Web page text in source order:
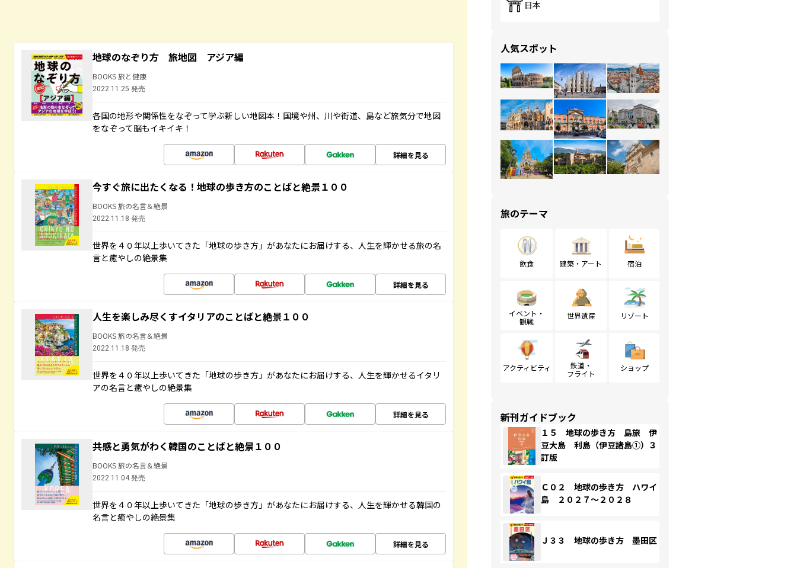
地球のなぞり方 旅地図 アジア編
BOOKS 旅と健康
2022.11.25 発売
各国の地形や関係性をなぞって学ぶ新しい地図本！国境や州、川や街道、島など旅気分で地図
をなぞって脳もイキイキ！
詳細を見る
今すぐ旅に出たくなる！地球の歩き方のことばと絶景１００
BOOKS 旅の名言＆絶景
2022.11.18 発売
世界を４０年以上歩いてきた「地球の歩き方」があなたにお届けする、人生を輝かせる旅の名
言と癒やしの絶景集
詳細を見る
人生を楽しみ尽くすイタリアのことばと絶景１００
BOOKS 旅の名言＆絶景
2022.11.18 発売
世界を４０年以上歩いてきた「地球の歩き方」があなたにお届けする、人生を輝かせるイタリ
アの名言と癒やしの絶景集
詳細を見る
共感と勇気がわく韓国のことばと絶景１００
BOOKS 旅の名言＆絶景
2022.11.04 発売
世界を４０年以上歩いてきた「地球の歩き方」があなたにお届けする、人生を輝かせる韓国の
名言と癒やしの絶景集
詳細を見る
日本
人気スポット
旅のテーマ
飲食 建築・アート 宿泊
イベント・
観戦
世界遺産 リゾート
アクティビティ
鉄道・
フライト
ショップ
新刊ガイドブック
１５ 地球の歩き方 島旅 伊
豆大島 利島（伊豆諸島①）３
訂版
Ｃ０２ 地球の歩き方 ハワイ
島 ２０２７～２０２８
Ｊ３３ 地球の歩き方 墨田区